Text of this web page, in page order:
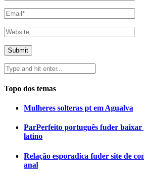
Topo dos temas
Mulheres solteras pt em Agualva
ParPerfeito português fuder baixar
latino
Relação esporadica fuder site de
anal